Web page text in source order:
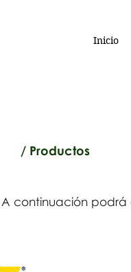
Inicio
/ Productos
A continuación podrá